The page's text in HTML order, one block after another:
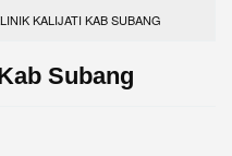
KALIJATI KAB SUBANG
Subang